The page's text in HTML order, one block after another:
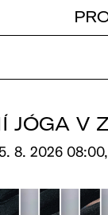
JÓGA V
8. 2026